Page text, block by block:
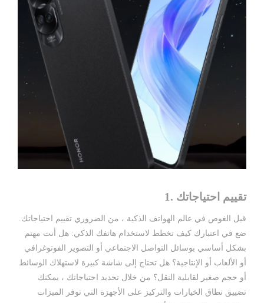
1. تقييم احتياجاتك
قبل الغوص في عالم الهواتف الذكية ، من الضروري تقييم احتياجاتك.
ضع في اعتبارك كيف تخطط لاستخدام هاتفك الذكي: هل أنت مهتم
بشكل أساسي بوسائل التواصل الاجتماعي أو التصوير الفوتوغرافي
أو الألعاب أو الإنتاجية؟ هل تحتاج إلى شاشة كبيرة لاستهلاك الوسائط
أو حجم صغير لقابلية النقل؟ من خلال تحديد احتياجاتك ، يمكنك
تضييق نطاق الخيارات والتركيز على الأجهزة التي توفر الميزات